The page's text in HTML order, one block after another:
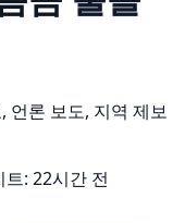
언론 보도, 지역 제보
: 22시간 전